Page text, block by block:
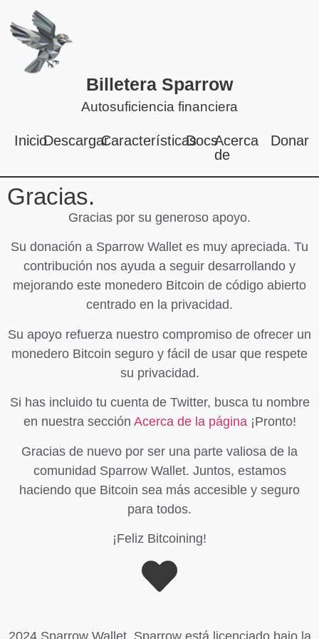
Billetera Sparrow
Autosuficiencia financiera
InicioDescargarCaracterísticasDocsAcerca
de
Donar
Gracias.
Gracias por su generoso apoyo.
Su donación a Sparrow Wallet es muy apreciada. Tu
contribución nos ayuda a seguir desarrollando y
mejorando este monedero Bitcoin de código abierto
centrado en la privacidad.
Su apoyo refuerza nuestro compromiso de ofrecer un
monedero Bitcoin seguro y fácil de usar que respete
su privacidad.
Si has incluido tu cuenta de Twitter, busca tu nombre
en nuestra sección Acerca de la página¡Pronto!
Gracias de nuevo por ser una parte valiosa de la
comunidad Sparrow Wallet. Juntos, estamos
haciendo que Bitcoin sea más accesible y seguro
para todos.
¡Feliz Bitcoining!